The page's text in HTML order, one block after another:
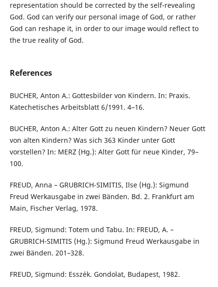
representation should be corrected by the self-revealing
God. God can verify our personal image of God, or rather
God can reshape it, in order to our image would reflect to
the true reality of God.
References
BUCHER, Anton A.: Gottesbilder von Kindern. In: Praxis.
Katechetisches Arbeitsblatt 6/1991. 4–16.
BUCHER, Anton A.: Alter Gott zu neuen Kindern? Neuer Gott
von alten Kindern? Was sich 363 Kinder unter Gott
vorstellen? In: MERZ (Hg.): Alter Gott für neue Kinder, 79–
100.
FREUD, Anna – GRUBRICH-SIMITIS, Ilse (Hg.): Sigmund
Freud Werkausgabe in zwei Bänden. Bd. 2. Frankfurt am
Main, Fischer Verlag, 1978.
FREUD, Sigmund: Totem und Tabu. In: FREUD, A. –
GRUBRICH-SIMITIS (Hg.): Sigmund Freud Werkausgabe in
zwei Bänden. 201–328.
FREUD, Sigmund: Esszék. Gondolat, Budapest, 1982.